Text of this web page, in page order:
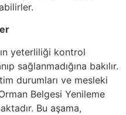
yeterliliği kontrol
sağlanmadığına bakılır.
durumları ve mesleki
Belgesi Yenileme
Bu aşama,